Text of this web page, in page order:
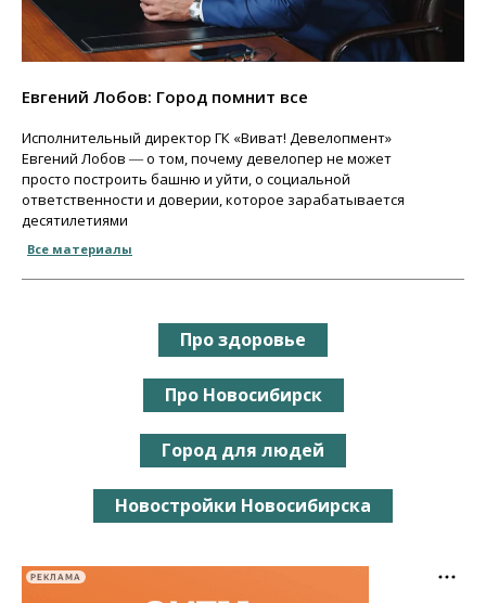
Евгений Лобов: Город помнит все
Исполнительный директор ГК «Виват! Девелопмент»
Евгений Лобов ― о том, почему девелопер не может
просто построить башню и уйти, о социальной
ответственности и доверии, которое зарабатывается
десятилетиями
Все материалы
Про здоровье
Про Новосибирск
Город для людей
Новостройки Новосибирска
РЕКЛАМА